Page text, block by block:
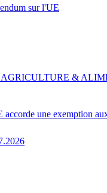
sur l'UE
accorde une exemption
AGRICULTURE &